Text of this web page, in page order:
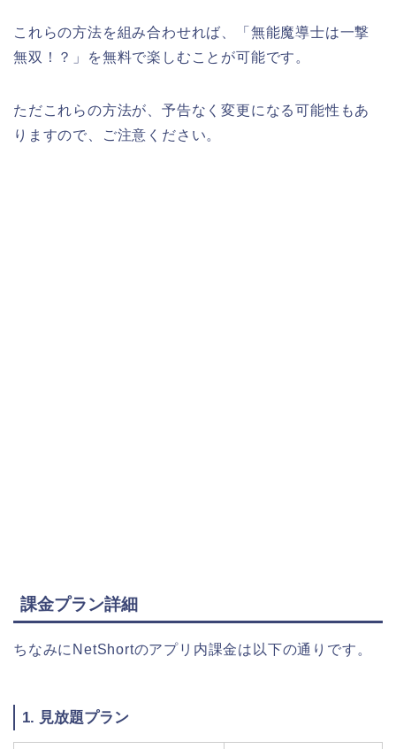
これらの方法を組み合わせれば、「無能魔導士は一撃
無双！？」を無料で楽しむことが可能です。
ただこれらの方法が、予告なく変更になる可能性もあ
りますので、ご注意ください。
課金プラン詳細
ちなみにNetShortのアプリ内課金は以下の通りです。
1. 見放題プラン